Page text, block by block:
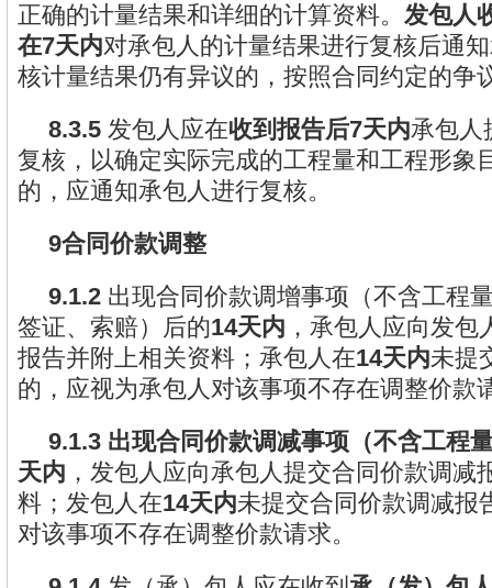
正确的计量结果和详细的计算资料。 发包人
在7天内对承包人的计量结果进行复核后通
核计量结果仍有异议的，按照合同约定的争
8.3.5 发包人应在收到报告后7天内承包人
复核，以确定实际完成的工程量和工程形象
的，应通知承包人进行复核。
9合同价款调整
9.1.2 出现合同价款调增事项（不含工程
签证、索赔）后的14天内 ，承包人应向发
报告并附上相关资料；承包人在14天内未提
的，应视为承包人对该事项不存在调整价款
9.1.3 出现合同价款调减事项（不含工程
天内 ，发包人应向承包人提交合同价款调减
料；发包人在14天内未提交合同价款调减报
对该事项不存在调整价款请求。